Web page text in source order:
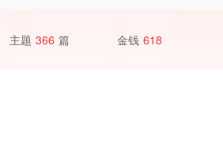
主题 366 篇 金钱 618